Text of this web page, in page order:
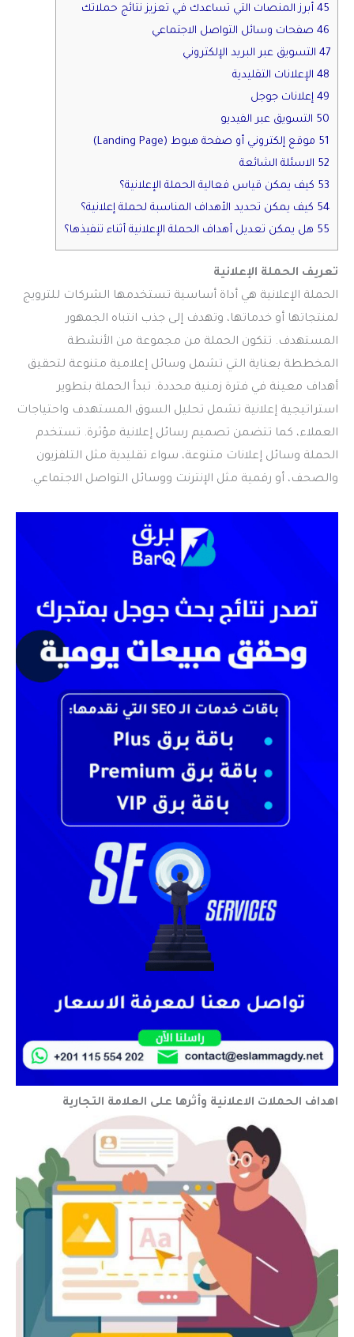
45 أبرز المنصات التي تساعدك في تعزيز نتائج حملاتك
46 صفحات وسائل التواصل الاجتماعي
47 التسويق عبر البريد الإلكتروني
48 الإعلانات التقليدية
49 إعلانات جوجل
50 التسويق عبر الفيديو
51 موقع إلكتروني أو صفحة هبوط (Landing Page)
52 الاسئلة الشائعة
53 كيف يمكن قياس فعالية الحملة الإعلانية؟
54 كيف يمكن تحديد الأهداف المناسبة لحملة إعلانية؟
55 هل يمكن تعديل أهداف الحملة الإعلانية أثناء تنفيذها؟
تعريف الحملة الإعلانية
الحملة الإعلانية هي أداة أساسية تستخدمها الشركات للترويج
لمنتجاتها أو خدماتها، وتهدف إلى جذب انتباه الجمهور
المستهدف. تتكون الحملة من مجموعة من الأنشطة
المخططة بعناية التي تشمل وسائل إعلامية متنوعة لتحقيق
أهداف معينة في فترة زمنية محددة. تبدأ الحملة بتطوير
استراتيجية إعلانية تشمل تحليل السوق المستهدف واحتياجات
العملاء، كما تتضمن تصميم رسائل إعلانية مؤثرة. تستخدم
الحملة وسائل إعلانات متنوعة، سواء تقليدية مثل التلفزيون
والصحف، أو رقمية مثل الإنترنت ووسائل التواصل الاجتماعي.
اهداف الحملات الاعلانية وأثرها على العلامة التجارية